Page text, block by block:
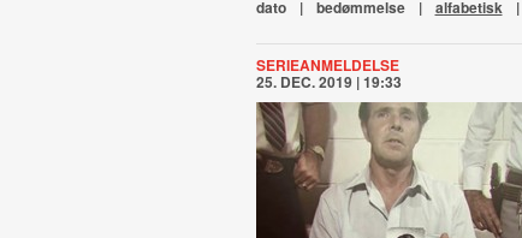
dato | bedømmelse | alfabetisk |
SERIEANMELDELSE
25. DEC. 2019 | 19:33